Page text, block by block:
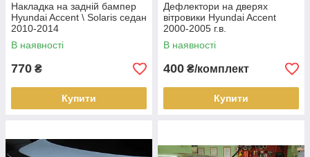
Накладка на задній бампер
Hyundai Accent \ Solaris седан
2010-2014
В наявності
770 ₴
Купити
Дефлектори на дверях
вітровики Hyundai Accent
2000-2005 г.в.
В наявності
400 ₴/комплект
Купити